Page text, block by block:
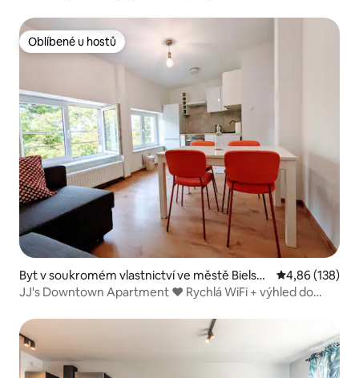
Oblíbené u hostů
Oblíbené u hostů
Byt v soukromém vlastnictví ve městě Bielsko
-Biala
Průměrné
4,86 (138)
JJ's Downtown Apartment ♥ Rychlá WiFi + výhled do